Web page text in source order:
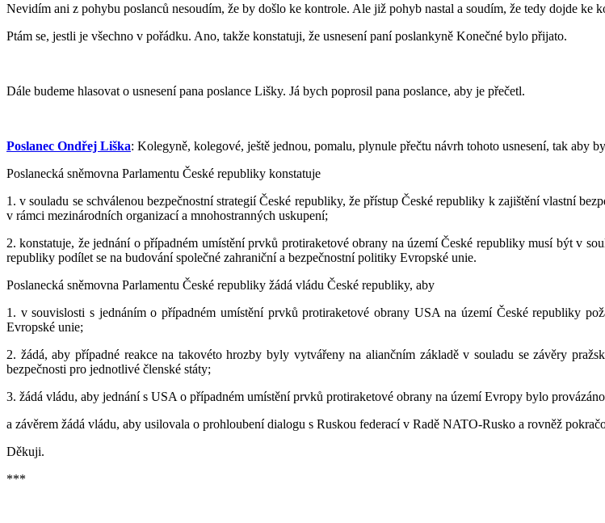
Nevidím ani z pohybu poslanců nesoudím, že by došlo ke kontrole. Ale již pohyb nastal a soudím, že tedy dojde ke
Ptám se, jestli je všechno v pořádku. Ano, takže konstatuji, že usnesení paní poslankyně Konečné bylo přijato.
Dále budeme hlasovat o usnesení pana poslance Lišky. Já bych poprosil pana poslance, aby je přečetl.
Poslanec Ondřej Liška: Kolegyně, kolegové, ještě jednou, pomalu, plynule přečtu návrh tohoto usnesení, tak aby
Poslanecká sněmovna Parlamentu České republiky konstatuje
1. v souladu se schválenou bezpečnostní strategií České republiky, že přístup České republiky k zajištění vlastní
v rámci mezinárodních organizací a mnohostranných uskupení;
2. konstatuje, že jednání o případném umístění prvků protiraketové obrany na území České republiky musí být v
republiky podílet se na budování společné zahraniční a bezpečnostní politiky Evropské unie.
Poslanecká sněmovna Parlamentu České republiky žádá vládu České republiky, aby
1. v souvislosti s jednáním o případném umístění prvků protiraketové obrany USA na území České republiky
Evropské unie;
2. žádá, aby případné reakce na takovéto hrozby byly vytvářeny na aliančním základě v souladu se závěry
bezpečnosti pro jednotlivé členské státy;
3. žádá vládu, aby jednání s USA o případném umístění prvků protiraketové obrany na území Evropy bylo
a závěrem žádá vládu, aby usilovala o prohloubení dialogu s Ruskou federací v Radě NATO-Rusko a rovněž
Děkuji.
***